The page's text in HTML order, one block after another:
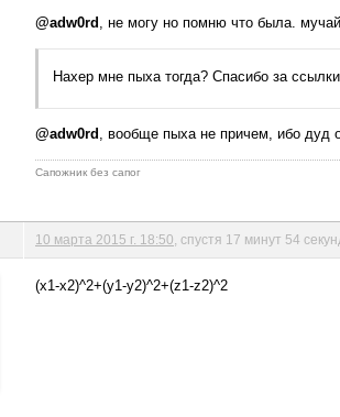
@adw0rd , не могу но помню что была.
Нахер мне пыха тогда? Спасибо за
@adw0rd , вообще пыха не причем, ибо дуд
Сапожник без сапог
10 марта 2015 г. 18:50 , спустя 17 минут 54
(x1-x2)^2+(y1-y2)^2+(z1-z2)^2